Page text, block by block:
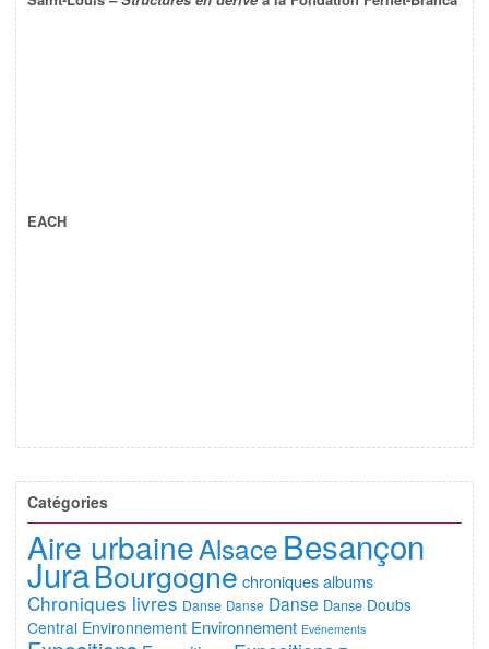
EACH
Catégories
Aire urbaineAlsace Besançon
JuraBourgogne chroniques albums
Chroniques livres Danse Danse Danse Danse Doubs
Central Environnement Environnement Evénements